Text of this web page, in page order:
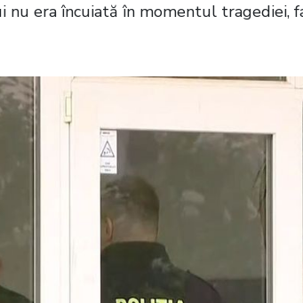
nu era încuiată în momentul tragediei,